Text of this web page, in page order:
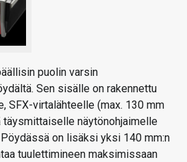
puolin varsin
Sen sisälle on rakennettu
SFX-virtalähteelle (max. 130 mm
täysmittaiselle näytönohjaimelle
on lisäksi yksi 140 mm:n
tuulettimineen maksimissaan